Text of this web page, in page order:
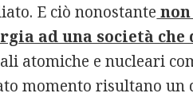
E ciò nonostante
ad una società
atomiche e nucleari
momento risultano un